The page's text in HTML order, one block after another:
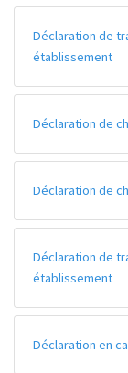
Déclaration de
établissement
Déclaration de
Déclaration de
Déclaration de
établissement
Déclaration en